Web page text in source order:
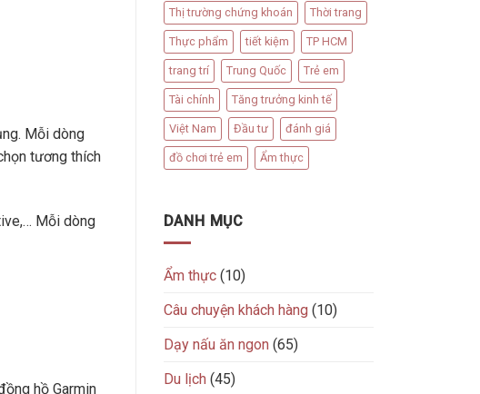
Mỗi dòng
tương thích
Mỗi dòng
hồ Garmin
Thị trường chứng khoán Thời trang
Thực phẩm tiết kiệm TP HCM
trang trí Trung Quốc Trẻ em
Tài chính Tăng trưởng kinh tế
Việt Nam Đầu tư đánh giá
đồ chơi trẻ em Ẩm thực
DANH MỤC
Ẩm thực(10)
Câu chuyện khách hàng (10)
Dạy nấu ăn ngon (65)
Du lịch (45)